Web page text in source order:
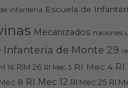
infanteria Escuela de
Mecanizados naciones
Infantería de Monte 29
16 RIM 26 RI Mec 3 RI Mec 4 RI
8 RI Mec 12 RI Mec 25 RI